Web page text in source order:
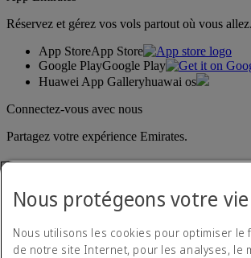
Réservez et gérez vos vols partout où vous allez.
App StoreApp Store
Google PlayGoogle Play
Huawei App Galleryhuawai os
Connectez-vous avec nous
Partagez votre expérience Emirates.
Nous protégeons votre
Nous utilisons les cookies pour optimiser le
de notre site Internet, pour les analyses, le